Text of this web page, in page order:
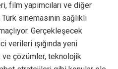
film yapımcıları ve diğer
sinemasının sağlıklı
Gerçekleşecek
verileri ışığında yeni
çözümler, teknolojik